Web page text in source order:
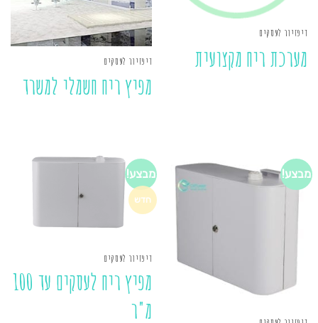
דיפזיור לעסקים
מערכת ריח מקצועית דיפזיור לעסקים
מפיץ ריח חשמלי למשרד
מבצע! מבצע!
חדש
דיפזיור לעסקים
מפיץ ריח לעסקים עד 100
מ"ר